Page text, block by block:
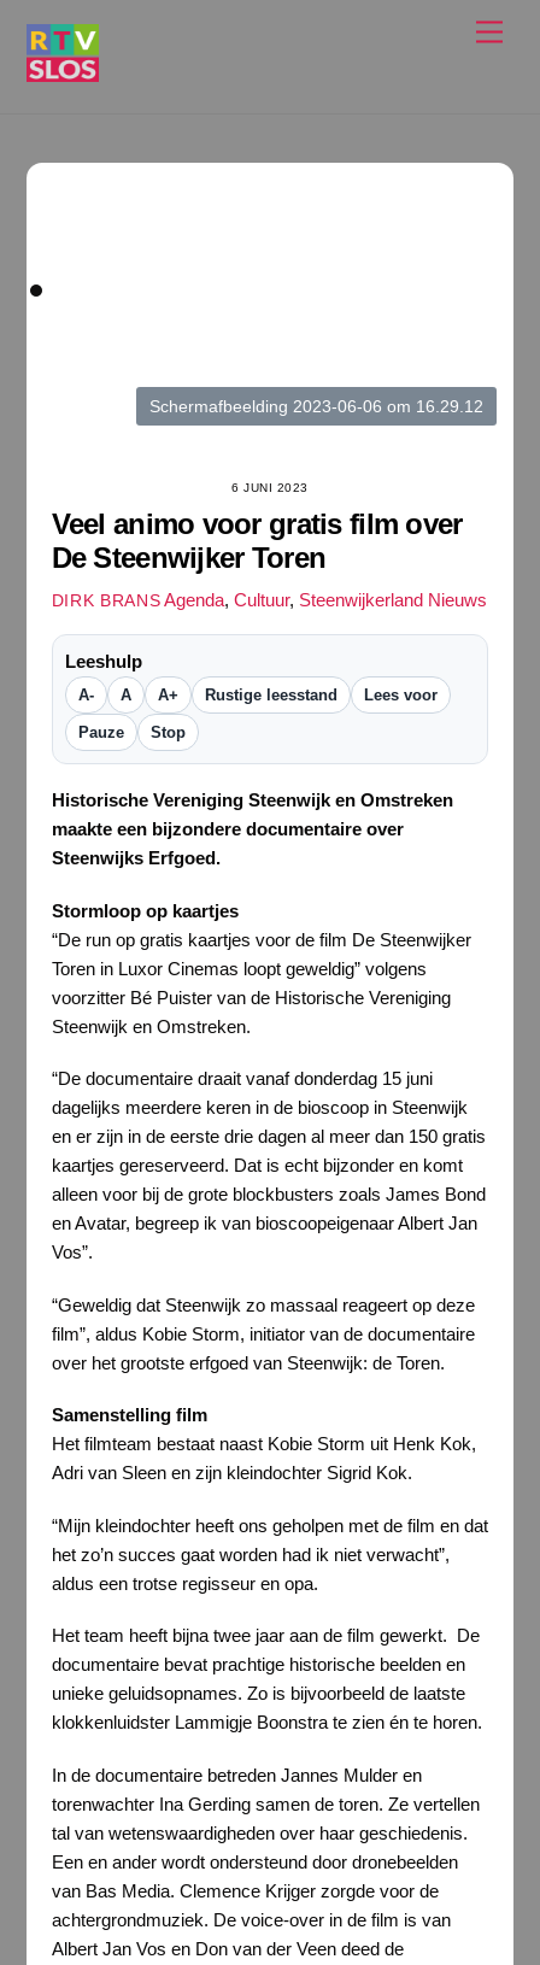
Scherm­afbeelding 2023-06-06 om 16.29.12
6 JUNI 2023
Veel animo voor gratis film over
De Steenwijker Toren
DIRK BRANS Agenda,Cultuur, Steenwijkerland Nieuws
Leeshulp
A- A A+ Rustige leesstand Lees voor
Pauze Stop
Historische Vereniging Steenwijk en Omstreken
maakte een bijzondere documentaire over
Steenwijks Erfgoed.
Stormloop op kaartjes
“De run op gratis kaartjes voor de film De Steenwijker
Toren in Luxor Cinemas loopt geweldig” volgens
voorzitter Bé Puister van de Historische Vereniging
Steenwijk en Omstreken.
“De documentaire draait vanaf donderdag 15 juni
dagelijks meerdere keren in de bioscoop in Steenwijk
en er zijn in de eerste drie dagen al meer dan 150 gratis
kaartjes gereserveerd. Dat is echt bijzonder en komt
alleen voor bij de grote blockbusters zoals James Bond
en Avatar, begreep ik van bioscoopeigenaar Albert Jan
Vos”.
“Geweldig dat Steenwijk zo massaal reageert op deze
film”, aldus Kobie Storm, initiator van de documentaire
over het grootste erfgoed van Steenwijk: de Toren.
Samenstelling film
Het filmteam bestaat naast Kobie Storm uit Henk Kok,
Adri van Sleen en zijn kleindochter Sigrid Kok.
“Mijn kleindochter heeft ons geholpen met de film en dat
het zo’n succes gaat worden had ik niet verwacht”,
aldus een trotse regisseur en opa.
Het team heeft bijna twee jaar aan de film gewerkt. De
documentaire bevat prachtige historische beelden en
unieke geluidsopnames. Zo is bijvoorbeeld de laatste
klokkenluidster Lammigje Boonstra te zien én te horen.
In de documentaire betreden Jannes Mulder en
torenwachter Ina Gerding samen de toren. Ze vertellen
tal van wetenswaardigheden over haar geschiedenis.
Een en ander wordt ondersteund door dronebeelden
van Bas Media. Clemence Krijger zorgde voor de
achtergrondmuziek. De voice-over in de film is van
Albert Jan Vos en Don van der Veen deed de